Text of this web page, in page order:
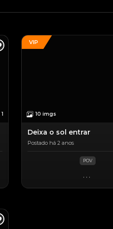
1
VIP
10 imgs
Deixa o sol entrar
Postado há 2 anos
POV
...